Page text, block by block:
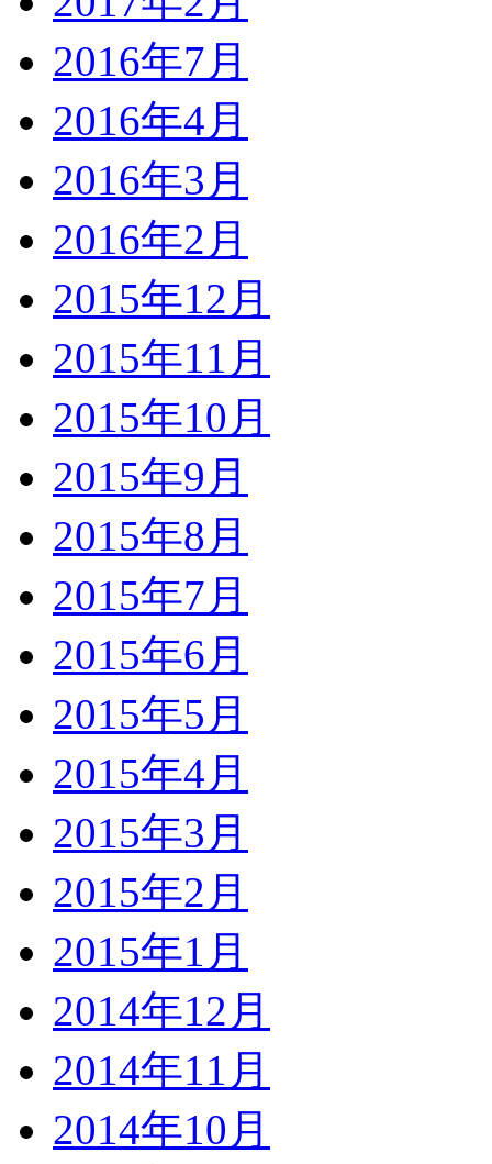
2016年7月
2016年4月
2016年3月
2016年2月
2015年12月
2015年11月
2015年10月
2015年9月
2015年8月
2015年7月
2015年6月
2015年5月
2015年4月
2015年3月
2015年2月
2015年1月
2014年12月
2014年11月
2014年10月